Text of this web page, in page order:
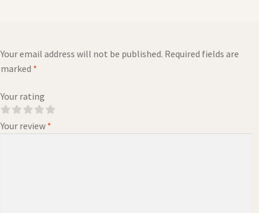
Your email address will not be published. Required fields are
marked *
Your rating
Your review *